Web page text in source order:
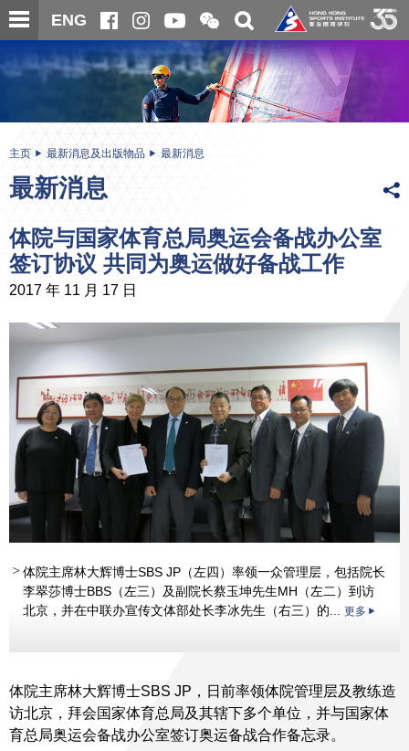
跳
至
内
ENG
开
合
微
信
二
维
码
关
搜
寻
内
主页 最新消息及出版物品 最新消息
最新消息
体院与国家体育总局奥运会备战办公室
签订协议 共同为奥运做好备战工作
2017 年 11 月 17 日
体院主席林大辉博士SBS JP（左四）率领一众管理层，包括院长
李翠莎博士BBS（左三）及副院长蔡玉坤先生MH（左二）到访
北京，并在中联办宣传文体部处长李冰先生（右三）的... 更多
体院主席林大辉博士SBS JP，日前率领体院管理层及教练造
访北京，拜会国家体育总局及其辖下多个单位，并与国家体
育总局奥运会备战办公室签订奥运备战合作备忘录。